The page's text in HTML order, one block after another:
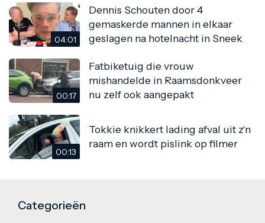
04:01
Dennis Schouten door 4
gemaskerde mannen in elkaar
geslagen na hotelnacht in Sneek
00:17
Fatbiketuig die vrouw
mishandelde in Raamsdonkveer
nu zelf ook aangepakt
00:13
Tokkie knikkert lading afval uit z'n
raam en wordt pislink op filmer
Categorieën